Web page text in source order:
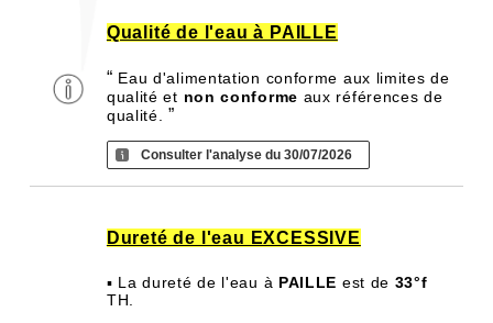
Qualité de l'eau à PAILLE
“ Eau d'alimentation conforme aux limites de
qualité et non conforme aux références de
qualité.”
Consulter l'analyse du 30/07/2026
Dureté de l'eau EXCESSIVE
▪ La dureté de l'eau à PAILLE est de 33°f
TH.